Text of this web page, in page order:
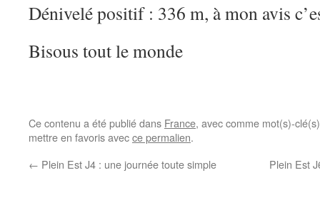
Dénivelé positif : 336 m, à mon avis
Bisous tout le monde
Ce contenu a été publié dans France, avec comme mot(s)-
mettre en favoris avecce permalien.
← Plein Est J4 : une journée toute simple Plein Est